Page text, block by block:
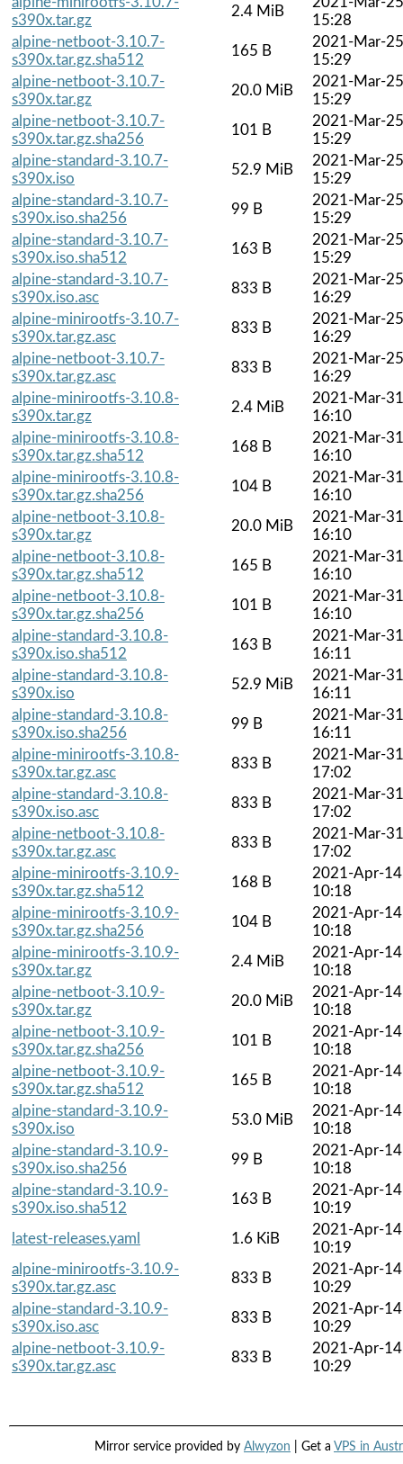
s390x.tar.gz
2.4 MiB
15:28
alpine-netboot-3.10.7-
s390x.tar.gz.sha512
165 B
2021-Mar-25
15:29
alpine-netboot-3.10.7-
s390x.tar.gz
20.0 MiB
2021-Mar-25
15:29
alpine-netboot-3.10.7-
s390x.tar.gz.sha256
101 B
2021-Mar-25
15:29
alpine-standard-3.10.7-
s390x.iso
52.9 MiB
2021-Mar-25
15:29
alpine-standard-3.10.7-
s390x.iso.sha256
99 B
2021-Mar-25
15:29
alpine-standard-3.10.7-
s390x.iso.sha512
163 B
2021-Mar-25
15:29
alpine-standard-3.10.7-
s390x.iso.asc
833 B
2021-Mar-25
16:29
alpine-minirootfs-3.10.7-
s390x.tar.gz.asc
833 B
2021-Mar-25
16:29
alpine-netboot-3.10.7-
s390x.tar.gz.asc
833 B
2021-Mar-25
16:29
alpine-minirootfs-3.10.8-
s390x.tar.gz
2.4 MiB
2021-Mar-31
16:10
alpine-minirootfs-3.10.8-
s390x.tar.gz.sha512
168 B
2021-Mar-31
16:10
alpine-minirootfs-3.10.8-
s390x.tar.gz.sha256
104 B
2021-Mar-31
16:10
alpine-netboot-3.10.8-
s390x.tar.gz
20.0 MiB
2021-Mar-31
16:10
alpine-netboot-3.10.8-
s390x.tar.gz.sha512
165 B
2021-Mar-31
16:10
alpine-netboot-3.10.8-
s390x.tar.gz.sha256
101 B
2021-Mar-31
16:10
alpine-standard-3.10.8-
s390x.iso.sha512
163 B
2021-Mar-31
16:11
alpine-standard-3.10.8-
s390x.iso
52.9 MiB
2021-Mar-31
16:11
alpine-standard-3.10.8-
s390x.iso.sha256
99 B
2021-Mar-31
16:11
alpine-minirootfs-3.10.8-
s390x.tar.gz.asc
833 B
2021-Mar-31
17:02
alpine-standard-3.10.8-
s390x.iso.asc
833 B
2021-Mar-31
17:02
alpine-netboot-3.10.8-
s390x.tar.gz.asc
833 B
2021-Mar-31
17:02
alpine-minirootfs-3.10.9-
s390x.tar.gz.sha512
168 B
2021-Apr-14
10:18
alpine-minirootfs-3.10.9-
s390x.tar.gz.sha256
104 B
2021-Apr-14
10:18
alpine-minirootfs-3.10.9-
s390x.tar.gz
2.4 MiB
2021-Apr-14
10:18
alpine-netboot-3.10.9-
s390x.tar.gz
20.0 MiB
2021-Apr-14
10:18
alpine-netboot-3.10.9-
s390x.tar.gz.sha256
101 B
2021-Apr-14
10:18
alpine-netboot-3.10.9-
s390x.tar.gz.sha512
165 B
2021-Apr-14
10:18
alpine-standard-3.10.9-
s390x.iso
53.0 MiB
2021-Apr-14
10:18
alpine-standard-3.10.9-
s390x.iso.sha256
99 B
2021-Apr-14
10:18
alpine-standard-3.10.9-
s390x.iso.sha512
163 B
2021-Apr-14
10:19
latest-releases.yaml
1.6 KiB
2021-Apr-14
10:19
alpine-minirootfs-3.10.9-
s390x.tar.gz.asc
833 B
2021-Apr-14
10:29
alpine-standard-3.10.9-
s390x.iso.asc
833 B
2021-Apr-14
10:29
alpine-netboot-3.10.9-
s390x.tar.gz.asc
833 B
2021-Apr-14
10:29
Mirror service provided by Alwyzon | Get a VPS in